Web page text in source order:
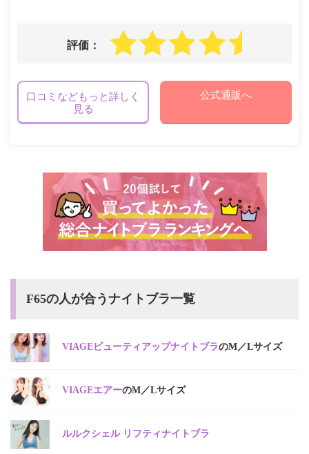
評価：
口コミなどもっと詳しく
見る
公式通販へ
F65の人が合うナイトブラ一覧
VIAGEビューティアップナイトブラのM／Lサイズ
VIAGEエアーのM／Lサイズ
ルルクシェル リフティナイトブラ